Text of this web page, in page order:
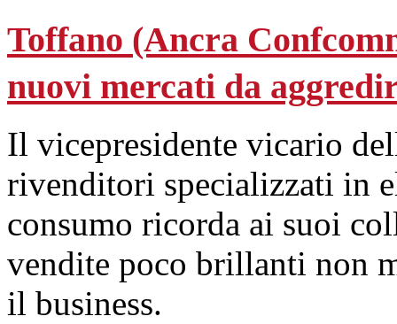
Toffano (Ancra
nuovi mercati da
Il vicepresidente vicario
rivenditori specializzati in
consumo ricorda ai suoi
vendite poco brillanti non
il business.